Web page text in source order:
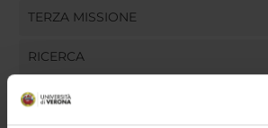
TERZA MISSIONE
RICERCA
PROGETTI